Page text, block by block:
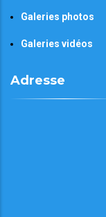
Galeries photos
Galeries vidéos
Adresse